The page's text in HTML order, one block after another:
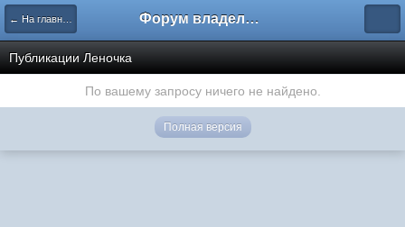
← На главную Форум владельцев интернет-магазинов
Публикации Леночка
По вашему запросу ничего не найдено.
Полная версия